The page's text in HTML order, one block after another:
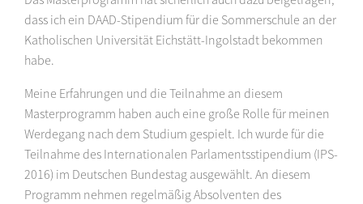
dass ich ein DAAD-Stipendium für die Sommerschule an der
Katholischen Universität Eichstätt-Ingolstadt bekommen
habe.
Meine Erfahrungen und die Teilnahme an diesem
Masterprogramm haben auch eine große Rolle für meinen
Werdegang nach dem Studium gespielt. Ich wurde für die
Teilnahme des Internationalen Parlamentsstipendium (IPS-
2016) im Deutschen Bundestag ausgewählt. An diesem
Programm nehmen regelmäßig Absolventen des